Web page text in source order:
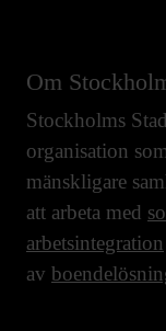
Om
Stockholms
organisation
mänskligare
att arbeta med
arbetsintegration
av